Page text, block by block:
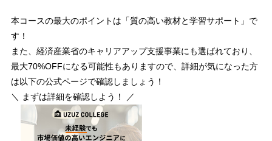
本コースの最大のポイントは「質の高い教材と学習サポート」で
す！
また、経済産業省のキャリアアップ支援事業にも選ばれており、
最大70%OFFになる可能性もありますので、詳細が気になった方
は以下の公式ページで確認しましょう！
＼ まずは詳細を確認しよう！ ／